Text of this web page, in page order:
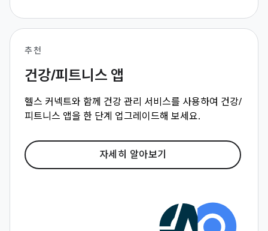
추천
건강/피트니스 앱
헬스 커넥트와 함께 건강 관리 서비스를 사용하여 건강/
피트니스 앱을 한 단계 업그레이드해 보세요.
자세히 알아보기